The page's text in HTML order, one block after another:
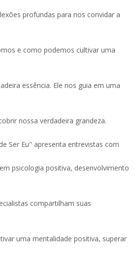
profundas para nos convidar a
e como podemos cultivar uma
essência. Ele nos guia em uma
nossa verdadeira grandeza.
Ser Eu" apresenta entrevistas com
psicologia positiva, desenvolvimento
compartilham suas
uma mentalidade positiva, superar